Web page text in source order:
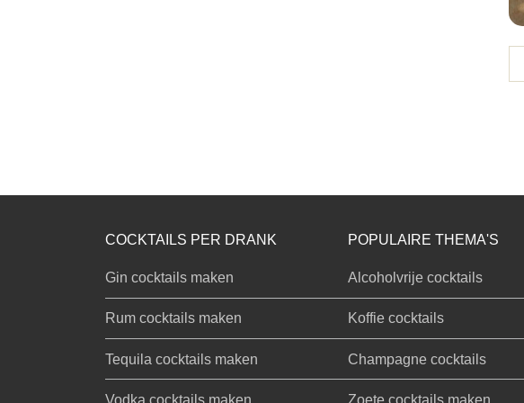
COCKTAILS PER DRANK
Gin cocktails maken
Rum cocktails maken
Tequila cocktails maken
Vodka cocktails maken
POPULAIRE THEMA'S
Alcoholvrije cocktails
Koffie cocktails
Champagne cocktails
Zoete cocktails maken